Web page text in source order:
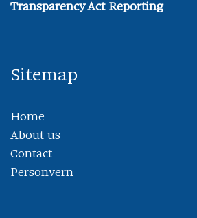
Transparency Act Reporting
Sitemap
Home
About us
Contact
Personvern